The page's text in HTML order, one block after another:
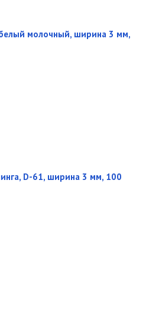
молочный, ширина 3 мм,
D-61, ширина 3 мм, 100